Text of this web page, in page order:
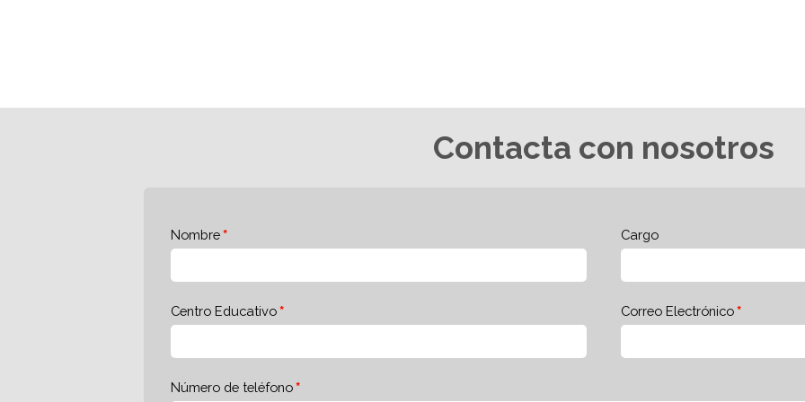
Contacta con nosotros
Nombre Cargo
Centro Educativo Correo Electrónico
Número de teléfono